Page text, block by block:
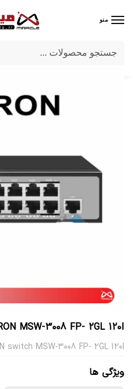
منو
میراکل/شبکه و تجهیزات امنیتی
MSW-3008 FP- 2GL 120I
switch MSW-3008 FP- 2GL 120I
ویژگی ها